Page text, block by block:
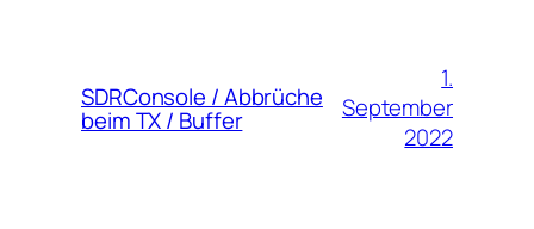
SDRConsole / Abbrüche
beim TX / Buffer
1.
September
2022